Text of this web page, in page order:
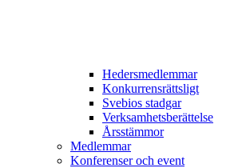
Hedersmedlemmar
Konkurrensrättsligt
Svebios stadgar
Verksamhetsberättelse
Årsstämmor
Medlemmar
Konferenser och event